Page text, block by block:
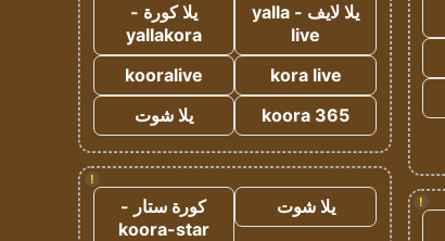
!
يلا لايف - yalla
live
يلا كورة -
yallakora
kora live
kooralive
koora 365
يلا شوت
!
يلا شوت
كورة ستار -
koora-star